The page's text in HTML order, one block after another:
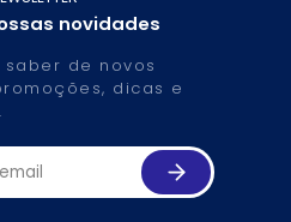
novidades
de novos
dicas e